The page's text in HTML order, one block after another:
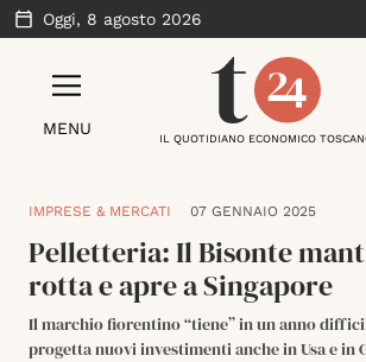
Oggi, 8 agosto 2026
MENU
IL QUOTIDIANO ECONOMICO
IMPRESE & MERCATI 07 GENNAIO 2025
Pelletteria: Il Bisonte
rotta e apre a Singapore
Il marchio fiorentino “tiene” in un anno
progetta nuovi investimenti anche in Usa e in